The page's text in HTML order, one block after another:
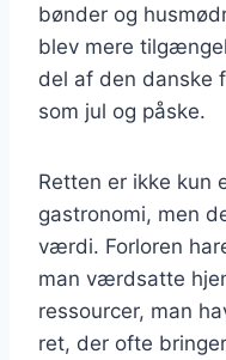
bønder og
blev mere
del af den danske
som jul og påske.
Retten er ikke kun
gastronomi, men
værdi. Forloren
man værdsatte
ressourcer, man
ret, der ofte